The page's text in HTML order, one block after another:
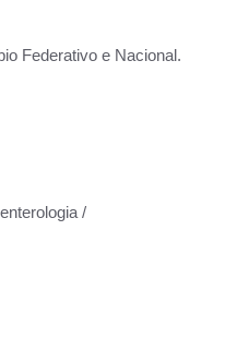
Federativo e Nacional.
/